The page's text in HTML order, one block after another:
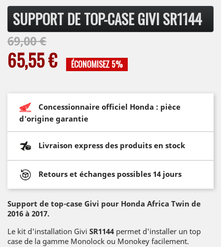
SUPPORT DE TOP-CASE GIVI SR1144
69,00 €
65,55 € ÉCONOMISEZ 5%
Concessionnaire officiel Honda : pièce
d'origine garantie
Livraison express des produits en stock
Retours et échanges possibles 14 jours
Support de top-case Givi pour Honda Africa Twin de
2016 à 2017.
Le kit d'installation Givi SR1144 permet d'installer un top
case de la gamme Monolock ou Monokey facilement.